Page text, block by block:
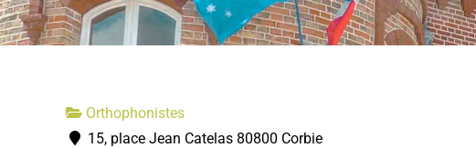
Orthophonistes
15, place Jean Catelas 80800 Corbie